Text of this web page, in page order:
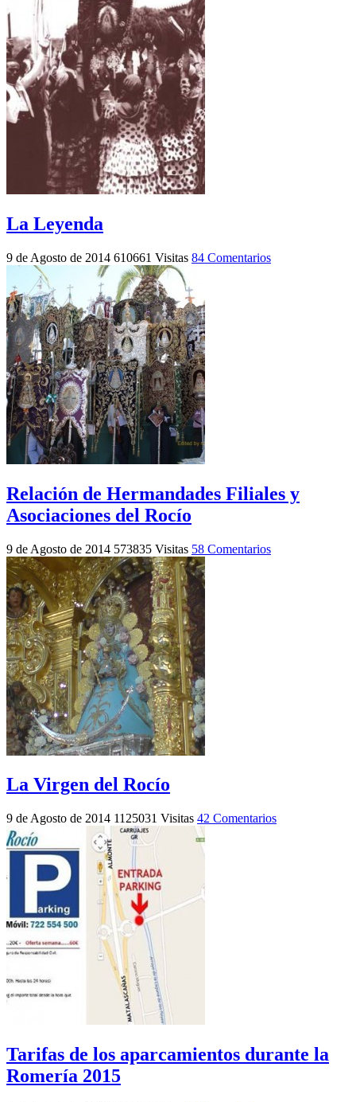
La Leyenda
9 de Agosto de 2014 610661 Visitas 84 Comentarios
Relación de Hermandades Filiales y
Asociaciones del Rocío
9 de Agosto de 2014 573835 Visitas 58 Comentarios
La Virgen del Rocío
9 de Agosto de 2014 1125031 Visitas 42 Comentarios
Tarifas de los aparcamientos durante la
Romería 2015